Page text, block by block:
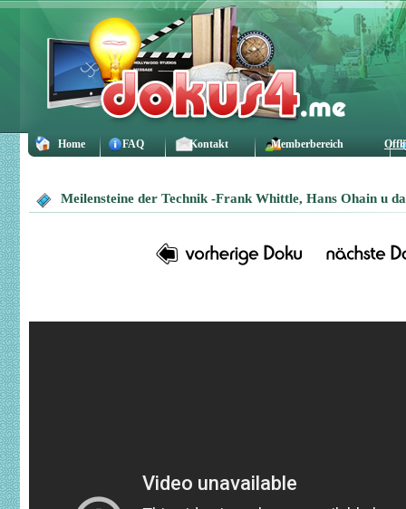
Home FAQ Kontakt Memberbereich
Meilensteine der Technik -Frank Whittle, Hans Ohain u